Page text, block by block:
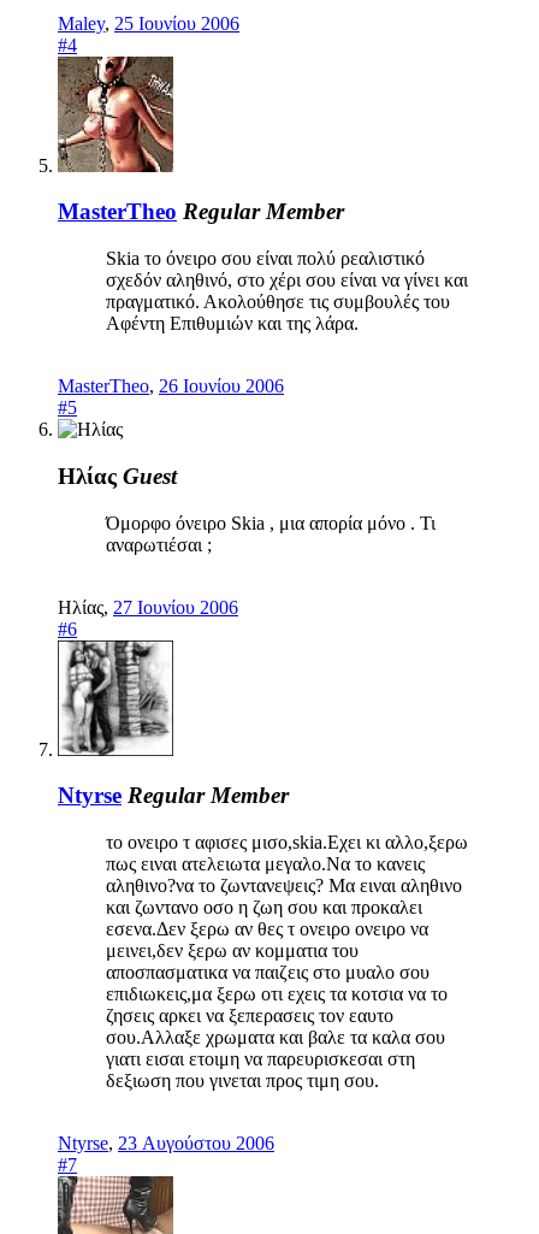
Maley, 25 Ιουνίου 2006
#4
MasterTheo Regular Member
Skia το όνειρο σου είναι πολύ ρεαλιστικό
σχεδόν αληθινό, στο χέρι σου είναι να γίνει και
πραγματικό. Ακολούθησε τις συμβουλές του
Αφέντη Επιθυμιών και της λάρα.
MasterTheo, 26 Ιουνίου 2006
#5
Ηλίας Guest
Όμορφο όνειρο Skia , μια απορία μόνο . Τι
αναρωτιέσαι ;
Ηλίας, 27 Ιουνίου 2006
#6
Ntyrse Regular Member
το ονειρο τ αφισες μισο,skia.Εχει κι αλλο,ξερω
πως ειναι ατελειωτα μεγαλο.Να το κανεις
αληθινο?να το ζωντανεψεις? Μα ειναι αληθινο
και ζωντανο οσο η ζωη σου και προκαλει
εσενα.Δεν ξερω αν θες τ ονειρο ονειρο να
μεινει,δεν ξερω αν κομματια του
αποσπασματικα να παιζεις στο μυαλο σου
επιδιωκεις,μα ξερω οτι εχεις τα κοτσια να το
ζησεις αρκει να ξεπερασεις τον εαυτο
σου.Αλλαξε χρωματα και βαλε τα καλα σου
γιατι εισαι ετοιμη να παρευρισκεσαι στη
δεξιωση που γινεται προς τιμη σου.
Ntyrse, 23 Αυγούστου 2006
#7